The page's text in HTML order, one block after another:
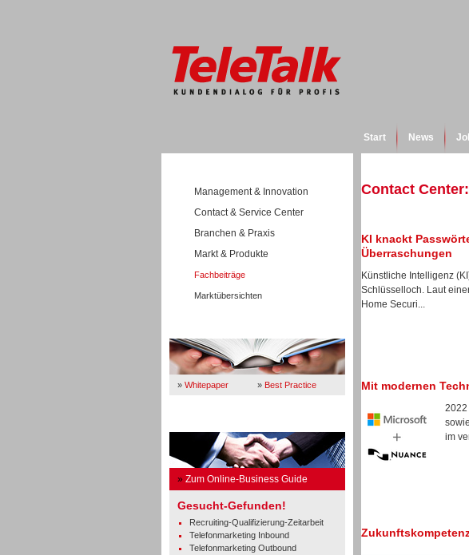
Start News
Management & Innovation
Contact & Service Center
Branchen & Praxis
Markt & Produkte
Fachbeiträge
Marktübersichten
» Whitepaper » Best Practice
» Zum Online-Business Guide
Gesucht-Gefunden!
Recruiting-Qualifizierung-Zeitarbeit
Telefonmarketing Inbound
Telefonmarketing Outbound
Contact
KI knackt
Überraschungen
Künstliche Intelligenz
Schlüsselloch. Laut
Home Securi...
Mit modernen
2022
im